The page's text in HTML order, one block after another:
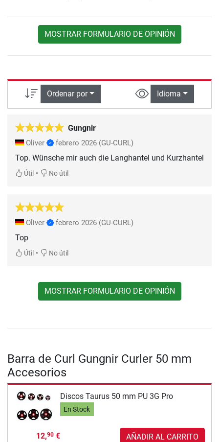
MOSTRAR FORMULARIO DE OPINIÓN
Ordenar por Idioma
Gungnir
Oliver febrero 2026 (GU-CURL)
Top. Wünsche mir auch die Langhantel und Kurzhantel
Útil • No útil
Oliver febrero 2026 (GU-CURL)
Top
Útil • No útil
MOSTRAR FORMULARIO DE OPINIÓN
Barra de Curl Gungnir Curler 50 mm
Accesorios
Discos Taurus 50 mm PU 3G Pro
En Stock
12,90€ AÑADIR AL CARRITO